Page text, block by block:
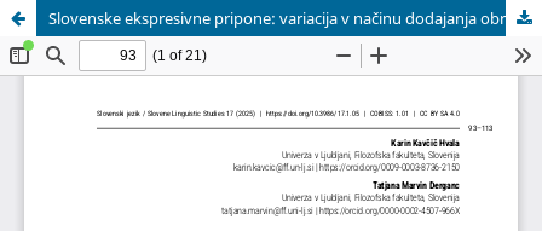
Slovenske ekspresivne pripone: variacija v načinu dodajanja obrazila na primeru pozitivno konotirane manjšalnosti in pozitivne konotacije brez manjšalnosti